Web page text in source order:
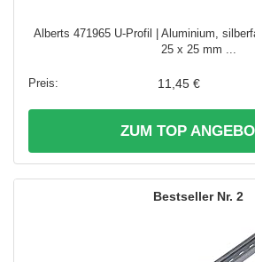
Alberts 471965 U-Profil | Aluminium,
25 x 25 mm ...
11,45 €
ZUM TOP
2